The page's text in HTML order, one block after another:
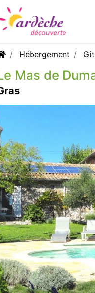
Hébergement
Mas de